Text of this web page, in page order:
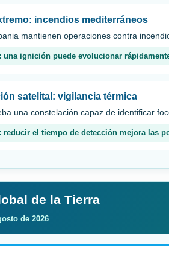
incendios mediterráneos
mantienen operaciones contra
una ignición puede evolucionar
satelital: vigilancia térmica
una constelación capaz de identificar
reducir el tiempo de detección mejora las
de la Tierra
de 2026